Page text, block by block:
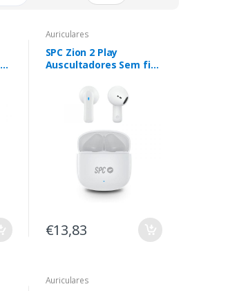
Auriculares
SPC Zion 2 Play
Auscultadores Sem fios
Chamadas/Música USB
Type-C Bluetooth
€13,83
Auriculares